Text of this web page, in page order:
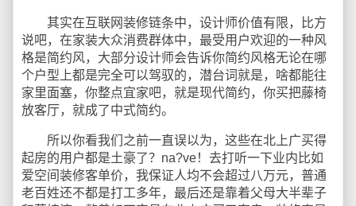
其实在互联网装修链条中，设计师价值有限，比方
说吧，在家装大众消费群体中，最受用户欢迎的一种风
格是简约风，大部分设计师会告诉你简约风格无论在哪
个户型上都是完全可以驾驭的，潜台词就是，啥都能往
家里面塞，你整点宜家吧，就是现代简约，你买把藤椅
放客厅，就成了中式简约。
所以你看我们之前一直误以为，这些在北上广买得
起房的用户都是土豪了？na?ve！去打听一下业内比如
爱空间装修客单价，我保证人均不会超过八万元，普通
老百姓还不都是打工多年，最后还是靠着父母大半辈子